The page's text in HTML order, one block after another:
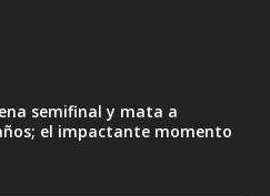
semifinal y mata a
el impactante momento